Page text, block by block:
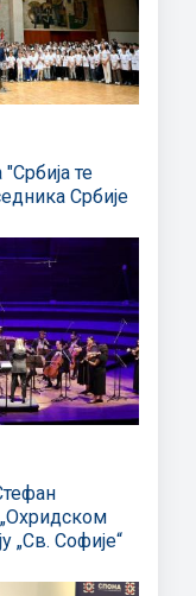
те
Србије
„Св. Софије“